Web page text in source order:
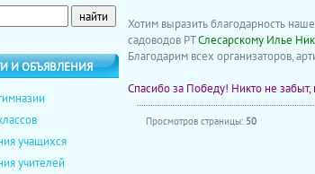
И ОБЪЯВЛЕНИЯ
учащихся
учителей
Хотим выразить благодарность
садоводов РТСлесарскому Илье
Благодарим всех организаторов,
Спасибо за Победу! Никто не забыт,
Просмотров страницы: 50